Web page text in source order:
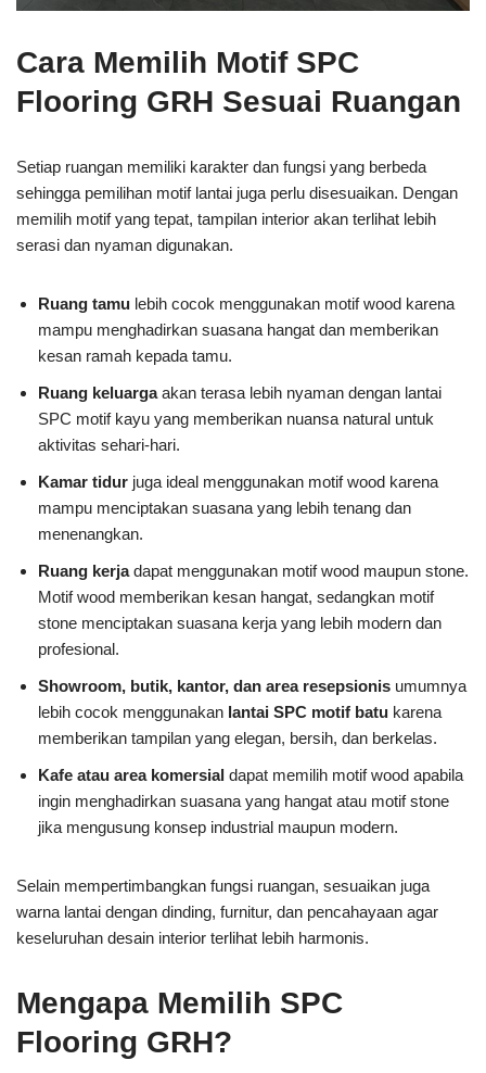
Cara Memilih Motif SPC
Flooring GRH Sesuai Ruangan
Setiap ruangan memiliki karakter dan fungsi yang berbeda
sehingga pemilihan motif lantai juga perlu disesuaikan. Dengan
memilih motif yang tepat, tampilan interior akan terlihat lebih
serasi dan nyaman digunakan.
Ruang tamu lebih cocok menggunakan motif wood karena
mampu menghadirkan suasana hangat dan memberikan
kesan ramah kepada tamu.
Ruang keluargaakan terasa lebih nyaman dengan lantai
SPC motif kayu yang memberikan nuansa natural untuk
aktivitas sehari-hari.
Kamar tidur juga ideal menggunakan motif wood karena
mampu menciptakan suasana yang lebih tenang dan
menenangkan.
Ruang kerjadapat menggunakan motif wood maupun stone.
Motif wood memberikan kesan hangat, sedangkan motif
stone menciptakan suasana kerja yang lebih modern dan
profesional.
Showroom, butik, kantor, dan area resepsionis umumnya
lebih cocok menggunakan lantai SPC motif batu karena
memberikan tampilan yang elegan, bersih, dan berkelas.
Kafe atau area komersial dapat memilih motif wood apabila
ingin menghadirkan suasana yang hangat atau motif stone
jika mengusung konsep industrial maupun modern.
Selain mempertimbangkan fungsi ruangan, sesuaikan juga
warna lantai dengan dinding, furnitur, dan pencahayaan agar
keseluruhan desain interior terlihat lebih harmonis.
Mengapa Memilih SPC
Flooring GRH?